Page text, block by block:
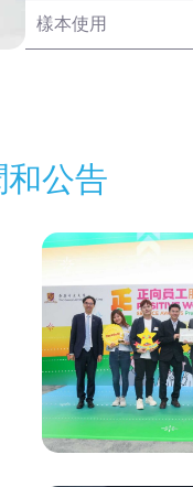
樣本使用
和公告